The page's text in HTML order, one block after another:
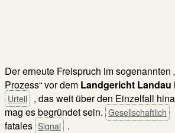
Der erneute Freispruch im sogenannten
Prozess“ vor dem Landgericht Landau
Urteil , das weit über den Einzelfall
mag es begründet sein. Gesellschaftlich
fatales Signal .